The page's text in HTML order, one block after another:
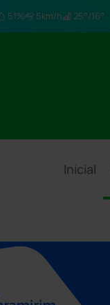
51% 5km/h 25°/16°
Inicial